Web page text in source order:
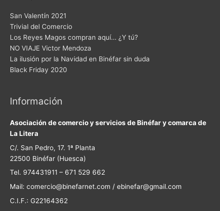
San Valentín 2021
Trivial del Comercio
Los Reyes Magos compran aquí… ¿Y tú?
NO VIAJE Victor Mendoza
La ilusión por la Navidad en Binéfar sin duda
Black Friday 2020
Información
Asociación de comercio y servicios de Binéfar y comarca de
La Litera
C/. San Pedro, 17. 1ª Planta
22500 Binéfar (Huesca)
Tel. 974431911 – 671 529 662
Mail: comercio@binefarnet.com / ebinefar@gmail.com
C.I.F.: G22164362